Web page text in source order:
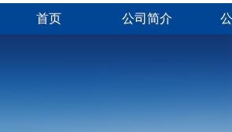
首页 公司简介